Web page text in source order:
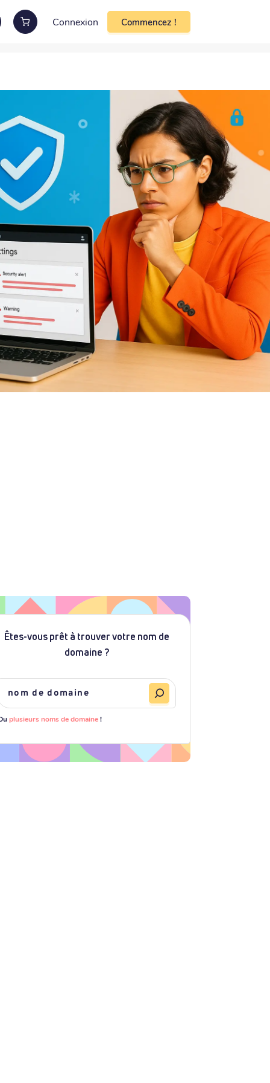
Connexion Commencez !
Êtes-vous prêt à trouver votre nom de
domaine ?
plusieurs noms de domaine!